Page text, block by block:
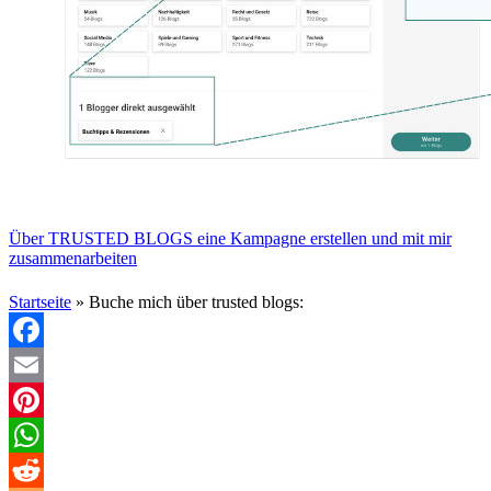
Über TRUSTED BLOGS eine Kampagne erstellen und mit mir
zusammenarbeiten
Startseite » Buche mich über trusted blogs:
Facebook
Email
Pinterest
WhatsApp